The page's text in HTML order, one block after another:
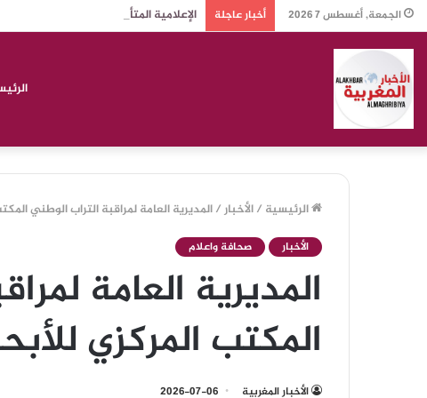
الجمعة, أغسطس 7 2026 أخبار عاجلة الإعلامية المتألقة منى بلهيم: محمد
الرئيسية /الأخبار/المديرية العامة لمراقبة التراب الوطني
الأخبار صحافة واعلام
المديرية العامة
المكتب المركزي
الأخبار المغربية 2026-07-06